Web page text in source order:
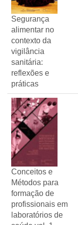
Segurança
alimentar no
contexto da
vigilância
sanitária:
reflexões e
práticas
Conceitos e
Métodos para
formação de
profissionais em
laboratórios de